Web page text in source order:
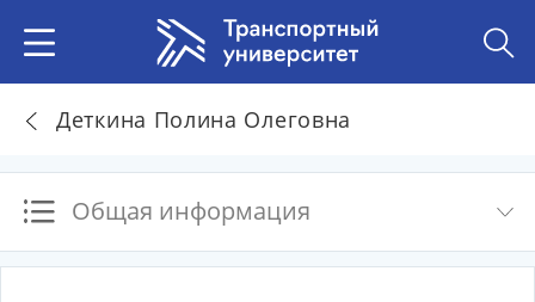
Деткина Полина Олеговна
Общая информация